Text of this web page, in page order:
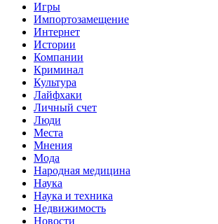
Игры
Импортозамещение
Интернет
Истории
Компании
Криминал
Культура
Лайфхаки
Личный счет
Люди
Места
Мнения
Мода
Народная медицина
Наука
Наука и техника
Недвижимость
Новости